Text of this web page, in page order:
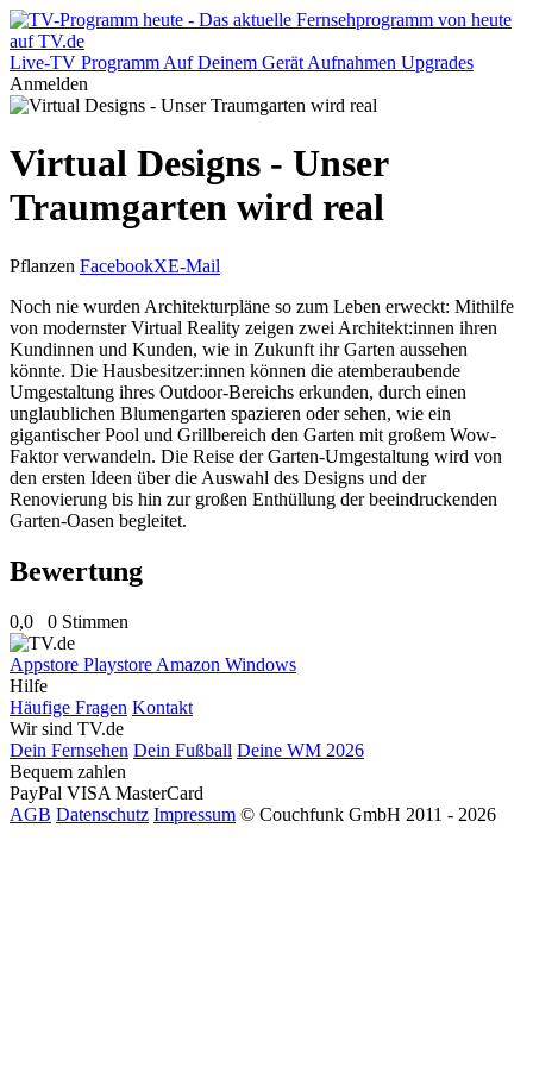
Live-TV Programm Auf Deinem Gerät Aufnahmen Upgrades
Anmelden
Virtual Designs - Unser
Traumgarten wird real
Pflanzen FacebookXE-Mail
Noch nie wurden Architekturpläne so zum Leben erweckt: Mithilfe
von modernster Virtual Reality zeigen zwei Architekt:innen ihren
Kundinnen und Kunden, wie in Zukunft ihr Garten aussehen
könnte. Die Hausbesitzer:innen können die atemberaubende
Umgestaltung ihres Outdoor-Bereichs erkunden, durch einen
unglaublichen Blumengarten spazieren oder sehen, wie ein
gigantischer Pool und Grillbereich den Garten mit großem Wow-
Faktor verwandeln. Die Reise der Garten-Umgestaltung wird von
den ersten Ideen über die Auswahl des Designs und der
Renovierung bis hin zur großen Enthüllung der beeindruckenden
Garten-Oasen begleitet.
Bewertung
0,0 0 Stimmen
Appstore Playstore Amazon Windows
Hilfe
Häufige Fragen Kontakt
Wir sind TV.de
Dein Fernsehen Dein Fußball Deine WM 2026
Bequem zahlen
PayPal VISA MasterCard
AGB Datenschutz Impressum © Couchfunk GmbH 2011 - 2026